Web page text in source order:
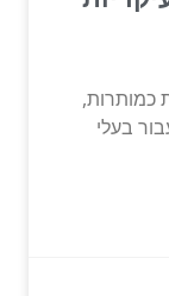
כמותרות,
בעלי